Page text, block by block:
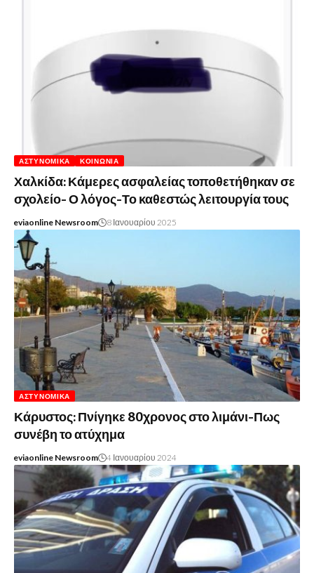
ΑΣΤΥΝΟΜΙΚΆ ΚΟΙΝΩΝΊΑ
Χαλκίδα: Κάμερες ασφαλείας τοποθετήθηκαν σε
σχολείο- Ο λόγος-Το καθεστώς λειτουργία τους
eviaonline Newsroom 8 Ιανουαρίου 2025
ΑΣΤΥΝΟΜΙΚΆ
Κάρυστος: Πνίγηκε 80χρονος στο λιμάνι-Πως
συνέβη το ατύχημα
eviaonline Newsroom 4 Ιανουαρίου 2024